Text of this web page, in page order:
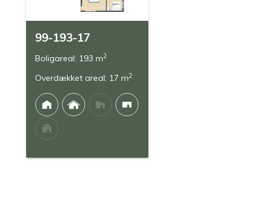
99-193-17
Boligareal: 193 m2
Overdækket areal: 17 m2